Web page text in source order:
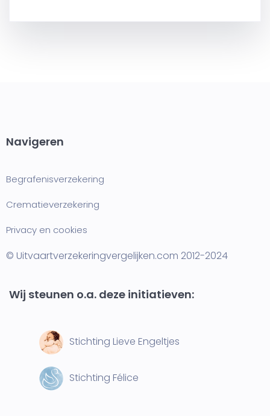
Navigeren
Begrafenisverzekering
Crematieverzekering
Privacy en cookies
© Uitvaartverzekeringvergelijken.com 2012-2024
Wij steunen o.a. deze initiatieven:
Stichting Lieve Engeltjes
Stichting Félice